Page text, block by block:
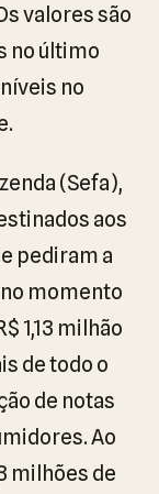
valores são
no último
no
(Sefa),
aos
pediram a
momento
1,13 milhão
de todo o
de notas
Ao
milhões de